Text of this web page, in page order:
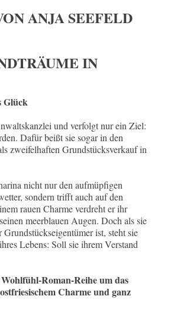
ANJA SEEFELD
IN
Glück
und verfolgt nur ein Ziel:
Dafür beißt sie sogar in den
zweifelhaften Grundstücksverkauf in
nicht nur den aufmüpfigen
sondern trifft auch auf den
rauen Charme verdreht er ihr
meerblauen Augen. Doch als sie
Grundstückseigentümer ist, steht sie
Lebens: Soll sie ihrem Verstand
Roman-Reihe um das
Charme und ganz